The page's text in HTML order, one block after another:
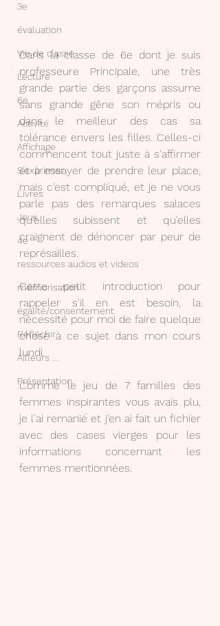
3e
évaluation
Vie de classe
Lecture
6e
Activité
Affichage
S'exprimer
Livres
Jeux
4e
ressources audios et videos
mémorisation
égalité/consentement
Réfléchir
Ailleurs ...
Présentation
Dans la classe de 6e dont je suis
professeure Principale, une très
grande partie des garçons assume
sans grande gêne son mépris ou
dans le meilleur des cas sa
tolérance envers les filles. Celles-ci
commencent tout juste à s'affirmer
et à essayer de prendre leur place,
mais c'est compliqué, et je ne vous
parle pas des remarques salaces
qu'elles subissent et qu'elles
craignent de dénoncer par peur de
représailles.
Cette petit introduction pour
rappeler s'il en est besoin, la
nécessité pour moi de faire quelque
chose à ce sujet dans mon cours
lundi.
Comme le jeu de 7 familles des
femmes inspirantes vous avais plu,
je l'ai remanié et j'en ai fait un fichier
avec des cases vierges pour les
informations concernant les
femmes mentionnées.